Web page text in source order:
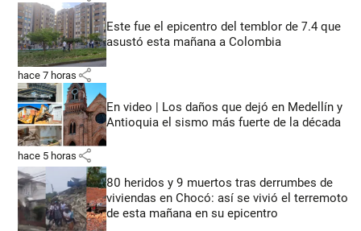
Este fue el epicentro del temblor de 7.4 que
asustó esta mañana a Colombia
hace 7 horas share
En video | Los daños que dejó en Medellín y
Antioquia el sismo más fuerte de la década
hace 5 horas share
80 heridos y 9 muertos tras derrumbes de
viviendas en Chocó: así se vivió el terremoto
de esta mañana en su epicentro